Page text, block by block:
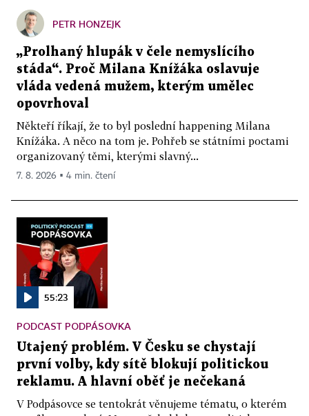
PETR HONZEJK
„Prolhaný hlupák v čele nemyslícího
stáda“. Proč Milana Knížáka oslavuje
vláda vedená mužem, kterým umělec
opovrhoval
Někteří říkají, že to byl poslední happening Milana
Knížáka. A něco na tom je. Pohřeb se státními poctami
organizovaný těmi, kterými slavný...
7. 8. 2026 ▪ 4 min. čtení
55:23
PODCAST PODPÁSOVKA
Utajený problém. V Česku se chystají
první volby, kdy sítě blokují politickou
reklamu. A hlavní oběť je nečekaná
V Podpásovce se tentokrát věnujeme tématu, o kterém